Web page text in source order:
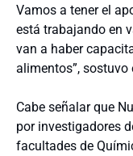
Vamos a tener el
está trabajando en
van a haber
alimentos”, sostuvo
Cabe señalar que
por investigadores
facultades de